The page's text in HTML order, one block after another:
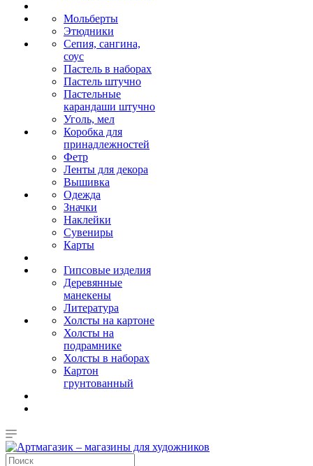
Мольберты
Этюдники
Сепия, сангина,
соус
Пастель в наборах
Пастель штучно
Пастельные
карандаши штучно
Уголь, мел
Коробка для
принадлежностей
Фетр
Ленты для декора
Вышивка
Одежда
Значки
Наклейки
Сувениры
Карты
Гипсовые изделия
Деревянные
манекены
Литература
Холсты на картоне
Холсты на
подрамнике
Холсты в наборах
Картон
грунтованный